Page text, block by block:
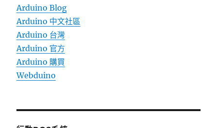
Arduino Blog
Arduino 中文社區
Arduino 台灣
Arduino 官方
Arduino 購買
Webduino